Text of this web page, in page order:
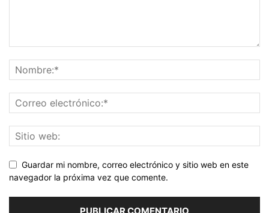
Guardar mi nombre, correo electrónico y sitio web en este
navegador la próxima vez que comente.